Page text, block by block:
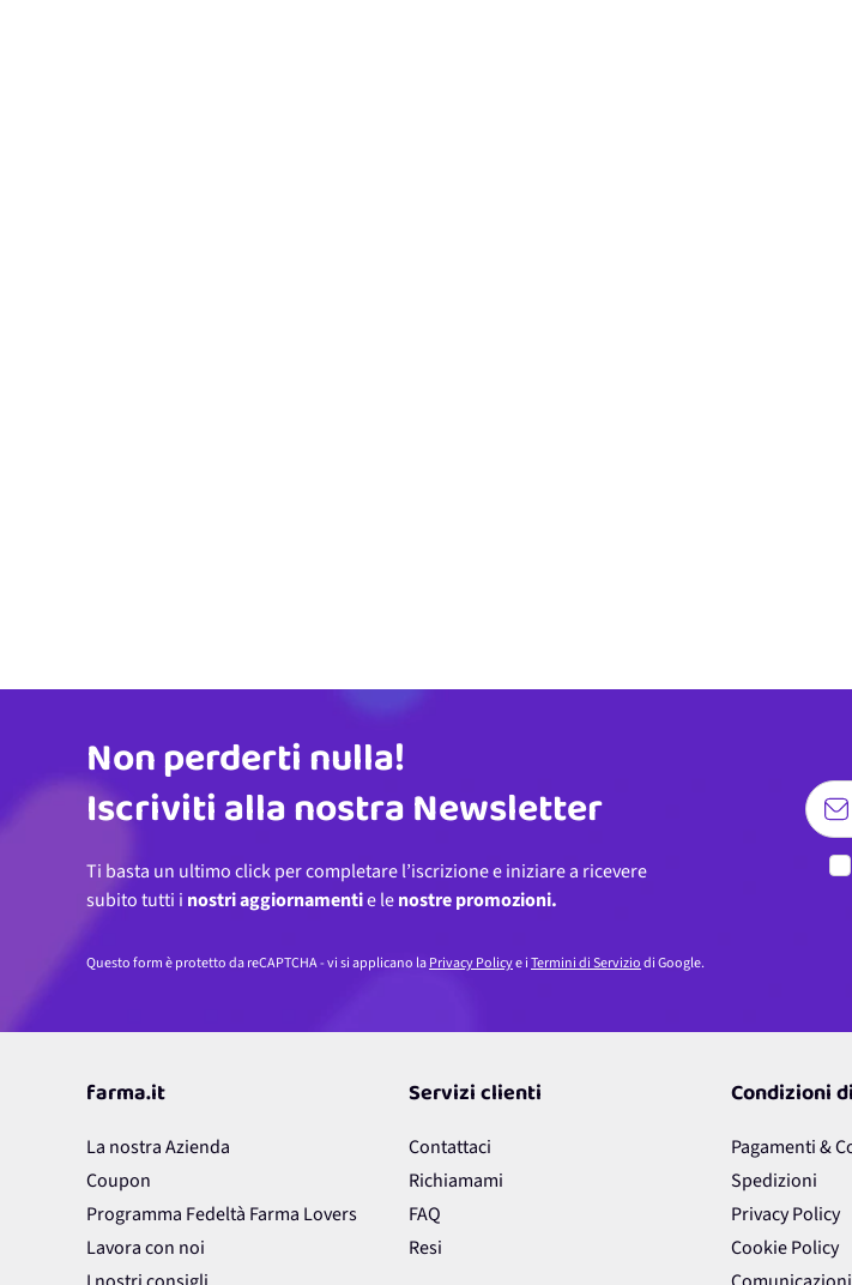
Indirizzo email
Non perderti nulla!
Iscriviti alla nostra Newsletter
Ti basta un ultimo click per completare l’iscrizione e iniziare a ricevere
subito tutti i nostri aggiornamentie lenostre promozioni.
Questo form è protetto da reCAPTCHA - vi si applicano laPrivacy Policye iTermini di Serviziodi Google.
farma.it
La nostra Azienda
Coupon
Programma Fedeltà Farma Lovers
Lavora con noi
Servizi clienti
Contattaci
Richiamami
FAQ
Resi
Condizioni
Pagamenti &
Spedizioni
Privacy Policy
Cookie Policy